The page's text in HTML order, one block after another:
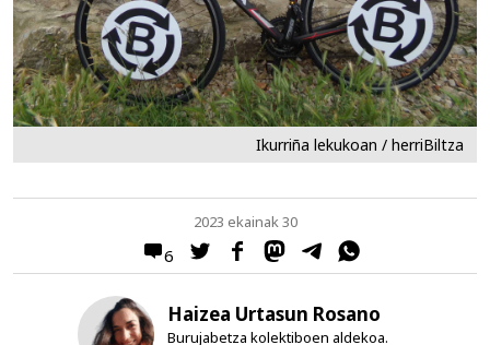
Ikurriña lekukoan / herriBiltza
6
2023 ekainak 30
Haizea Urtasun Rosano
Burujabetza kolektiboen aldekoa.